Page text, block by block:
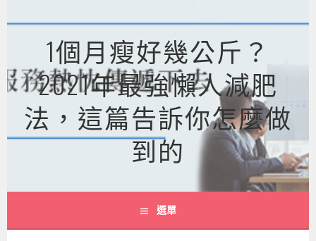
至
內
容
1個月瘦好幾公斤？
2021年最強懶人減肥
法，這篇告訴你怎麼做
到的
選單